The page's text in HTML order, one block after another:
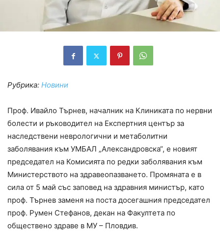
Рубрика: Новини
Проф. Ивайло Търнев, началник на Клиниката по нервни
болести и ръководител на Експертния център за
наследствени неврологични и метаболитни
заболявания към УМБАЛ „Александровска“, е новият
председател на Комисията по редки заболявания към
Министерството на здравеопазването. Промяната е в
сила от 5 май със заповед на здравния министър, като
проф. Търнев заменя на поста досегашния председател
проф. Румен Стефанов, декан на Факултета по
обществено здраве в МУ – Пловдив.